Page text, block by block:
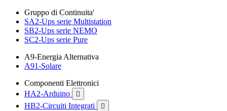
Gruppo di Continuita'
SA2-Ups serie Multistation
SB2-Ups serie NEMO
SC2-Ups serie Pure
A9-Energia Alternativa
A91-Solare
Componenti Elettronici
HA2-Arduino

HB2-Circuiti Integrati 